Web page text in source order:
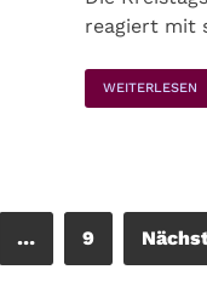
reagiert mit
WEITERLESEN
… 9